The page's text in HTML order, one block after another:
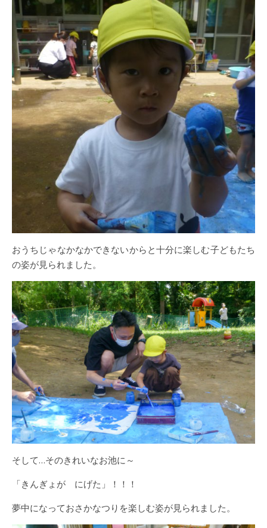
おうちじゃなかなかできないからと十分に楽しむ子どもたち
の姿が見られました。
そして…そのきれいなお池に～
「きんぎょが にげた」！！！
夢中になっておさかなつりを楽しむ姿が見られました。